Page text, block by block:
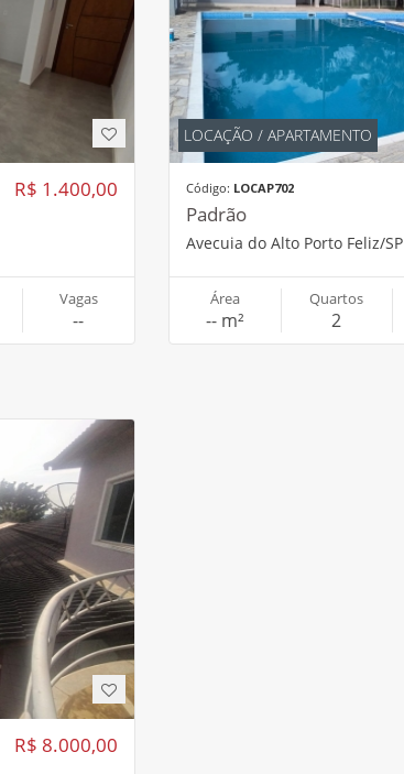
R$ 1.400,00
Vagas
--
LOCAÇÃO / APARTAMENTO
Código: LOCAP702
Padrão
Avecuia do Alto Porto Feliz/SP
Área
-- m²
Quartos
2
R$ 8.000,00